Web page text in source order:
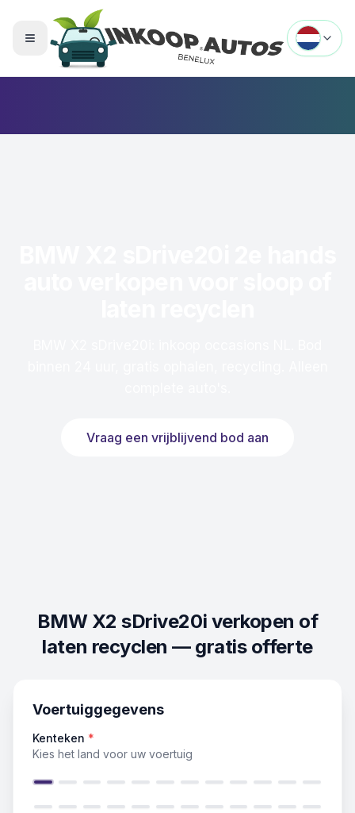
Menu openen
Vraag een vrijblijvend bod aan
BMW X2 sDrive20i verkopen of
laten recyclen — gratis offerte
Voertuiggegevens
Kenteken *
Kies het land voor uw voertuig